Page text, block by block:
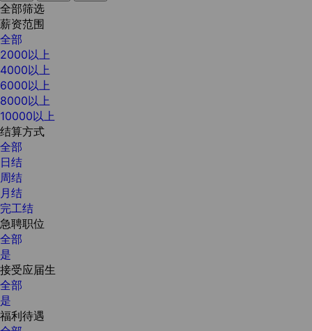
全部筛选
薪资范围
全部
2000以上
4000以上
6000以上
8000以上
10000以上
结算方式
全部
日结
周结
月结
完工结
急聘职位
全部
是
接受应届生
全部
是
福利待遇